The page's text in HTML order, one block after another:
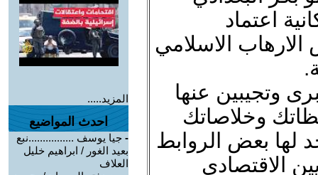
اعتماد
الارهاب الاسلامي
وتجيبين عنها
وخلاصاتك
لها بعض الروابط
الاقتصادي
المزيد.....
احدث المواضيع
- جيا يوسف ................نبع
بعيد الغور / ابراهيم خليل
العلاف